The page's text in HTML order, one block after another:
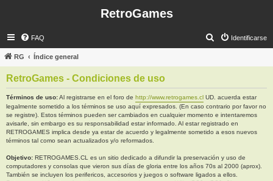
RetroGames
FAQ Identificarse
s
a
r
RG Índice general
RetroGames - Condiciones de uso
Términos de uso:Al registrarse en el foro de http://www.retrogames.cl UD. acuerda estar
legalmente sometido a los términos se uso aquí expresados. (En caso contrario por favor no
se registre). Estos términos pueden ser cambiados en cualquier momento e intentaremos
avisarle, sin embargo es su responsabilidad estar informado. Al estar registrado en
RETROGAMES implica desde ya estar de acuerdo y legalmente sometido a esos nuevos
términos tal como sean actualizados y/o reformados.
Objetivo: RETROGAMES.CL es un sitio dedicado a difundir la preservación y uso de
computadores y consolas que vieron sus días de gloria entre los años 70s al 2000 (aprox).
También se incluyen los perifericos, accesorios y juegos o software ligados a ellos.